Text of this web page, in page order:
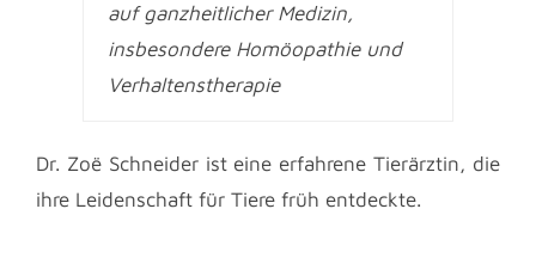
auf ganzheitlicher Medizin,
insbesondere Homöopathie und
Verhaltenstherapie
Dr. Zoë Schneider ist eine erfahrene Tierärztin, die
ihre Leidenschaft für Tiere früh entdeckte.